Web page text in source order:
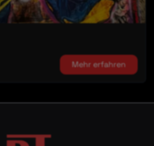
Mehr erfahren